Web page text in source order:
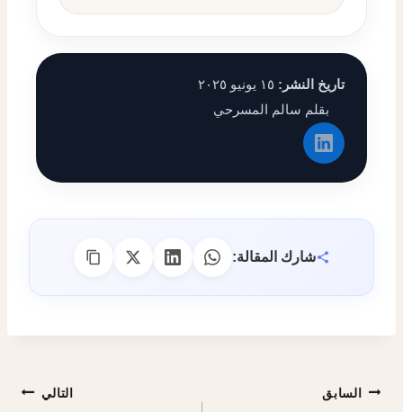
تاريخ النشر:
بقلم سالم المسرحي
شارك المقالة:
تصفّح
السابق التالي